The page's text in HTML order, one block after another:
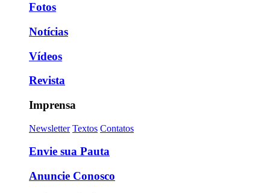
Fotos
Notícias
Vídeos
Revista
Imprensa
Newsletter Textos Contatos
Envie sua Pauta
Anuncie Conosco